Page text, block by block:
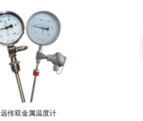
远传双金属温度计